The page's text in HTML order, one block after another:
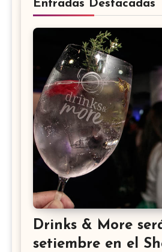
Entradas Destacadas
Drinks & More
setiembre en el